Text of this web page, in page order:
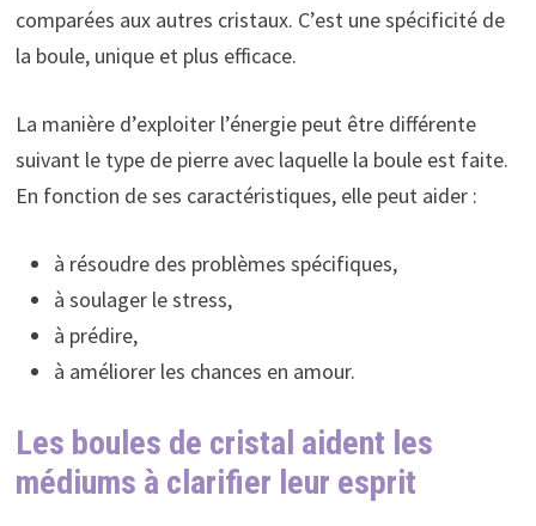
comparées aux autres cristaux. C’est une spécificité de
la boule, unique et plus efficace.
La manière d’exploiter l’énergie peut être différente
suivant le type de pierre avec laquelle la boule est faite.
En fonction de ses caractéristiques, elle peut aider :
à résoudre des problèmes spécifiques,
à soulager le stress,
à prédire,
à améliorer les chances en amour.
Les boules de cristal aident les
médiums à clarifier leur esprit